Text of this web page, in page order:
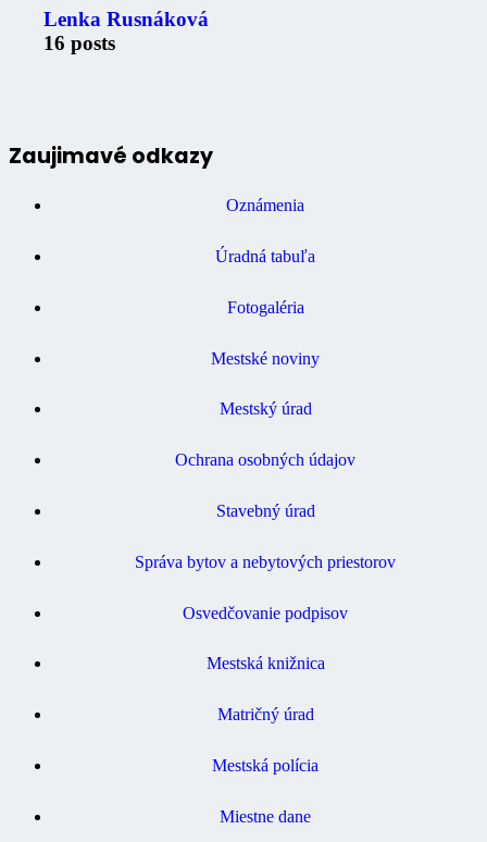
Lenka Rusnáková
16 posts
Zaujimavé odkazy
Oznámenia
Úradná tabuľa
Fotogaléria
Mestské noviny
Mestský úrad
Ochrana osobných údajov
Stavebný úrad
Správa bytov a nebytových priestorov
Osvedčovanie podpisov
Mestská knižnica
Matričný úrad
Mestská polícia
Miestne dane